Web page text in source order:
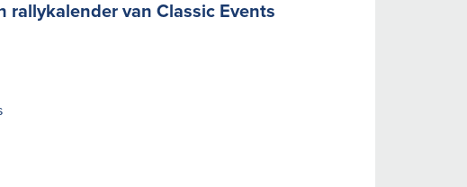
rallykalender van Classic Events